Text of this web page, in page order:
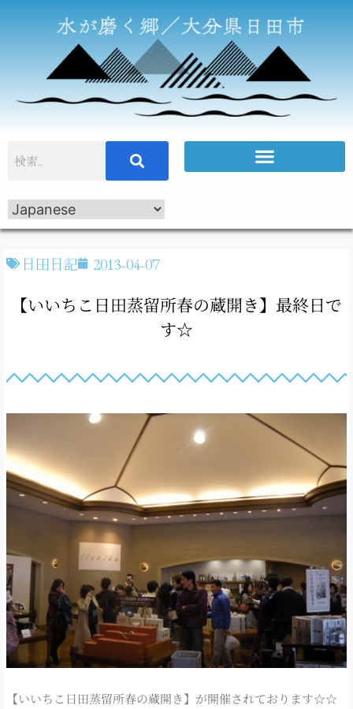
日田日記 2013-04-07
【いいちこ日田蒸留所春の蔵開き】最終日で
す☆
【いいちこ日田蒸留所春の蔵開き】が開催されております☆☆